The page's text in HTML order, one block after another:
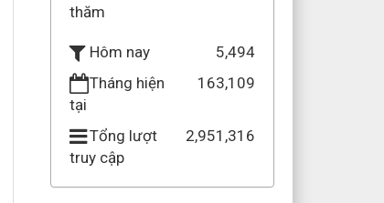
thăm
Hôm nay
5,494
Tháng hiện
tại
163,109
Tổng lượt
truy cập
2,951,316